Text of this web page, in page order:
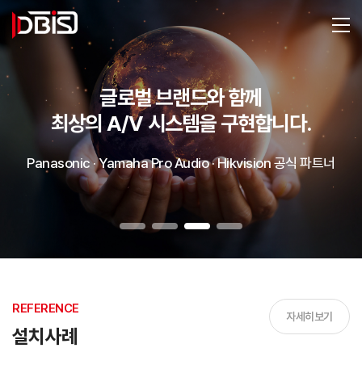
글로벌 브랜드와 함께
최상의 A/V 시스템을 구현합니다.
Panasonic · Yamaha Pro Audio · Hikvision 공식 파트너
REFERENCE
설치사례
자세히보기